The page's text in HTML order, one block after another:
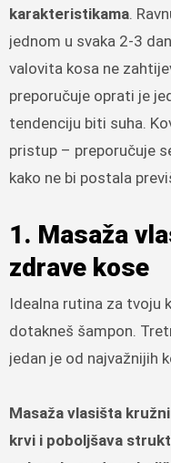
karakteristikama.
jednom u svaka 2-3
valovita kosa ne
preporučuje oprati je
tendenciju biti suha.
pristup – preporučuje
kako ne bi postala
1. Masaža
zdrave kose
Idealna rutina za tvoju
dotakneš šampon.
jedan je od najvažnijih
Masaža vlasišta
krvi i poboljšava